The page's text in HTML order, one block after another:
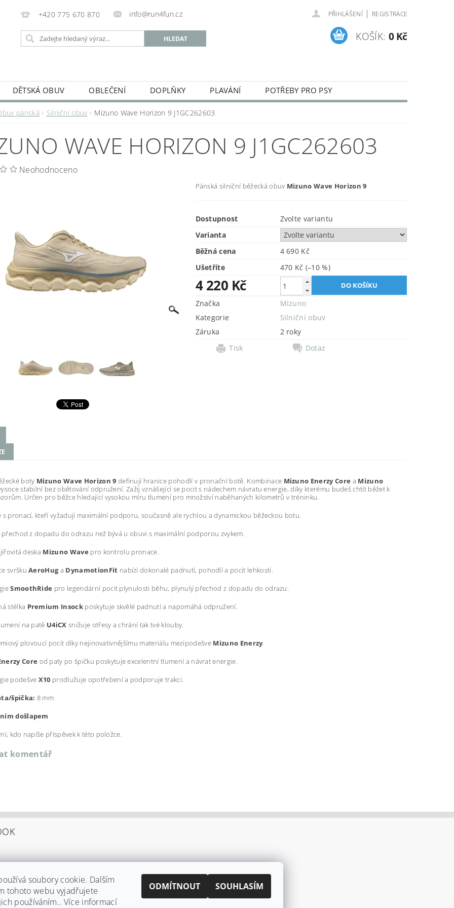
+420 775 670 870 info@run4fun.cz PŘIHLÁŠENÍ | REGISTRACE
KOŠÍK: 0 Kč
DĚTSKÁ OBUV OBLEČENÍ DOPLŇKY PLAVÁNÍ
POTŘEBY PRO PSY
PRODEJNA OBCHODNÍ PODMÍNKY
VRÁCENÍ A REKLAMACE ZBOŽÍ
pánská Silniční obuv Mizuno Wave Horizon 9 J1GC262603
WAVE HORIZON 9 J1GC262603
Neohodnoceno
Pánská silniční běžecká obuv Mizuno Wave Horizon 9
Dostupnost
Zvolte variantu
Varianta
Běžná cena
4 690 Kč
Ušetříte
470 Kč (–10 %)
4 220 Kč
Značka
Mizuno
Kategorie
Silniční obuv
Záruka
2 roky
Tisk
Dotaz
boty Mizuno Wave Horizon 9 definují hranice pohodlí v pronační botě. Kombinace Mizuno Enerzy Core a Mizuno
stabilní bez obětování odpružení. Zažij vznášející se pocit s nádechem návratu energie, díky kterému budeš chtít běžet k
Určen pro běžce hledající vysokou míru tlumení pro množství naběhaných kilometrů v tréninku.
s pronací, kteří vyžadují maximální podporu, současně ale rychlou a dynamickou běžeckou botu.
přechod z dopadu do odrazu než bývá u obuvi s maximální podporou zvykem.
deska Mizuno Wave pro kontrolu pronace.
svrškuAeroHuga DynamotionFit nabízí dokonalé padnutí, pohodlí a pocit lehkosti.
SmoothRide pro legendární pocit plynulosti běhu, plynulý přechod z dopadu do odrazu.
stélka Premium Insockposkytuje skvělé padnutí a napomáhá odpružení.
na patě U4iCX snižuje otřesy a chrání tak tvé klouby.
plovoucí pocit díky nejinovativnějšímu materiálu mezipodešve Mizuno Enerzy.
Core od paty po špičku poskytuje excelentní tlumení a návrat energie.
podešve X10 prodlužuje opotřebení a podporuje trakci.
špička: 8 mm
došlapem
kdo napíše příspěvek k této položce.
komentář
soubory cookie. Dalším
tohoto webu vyjadřujete
používáním.. Více informací
ODMÍTNOUT SOUHLASÍM